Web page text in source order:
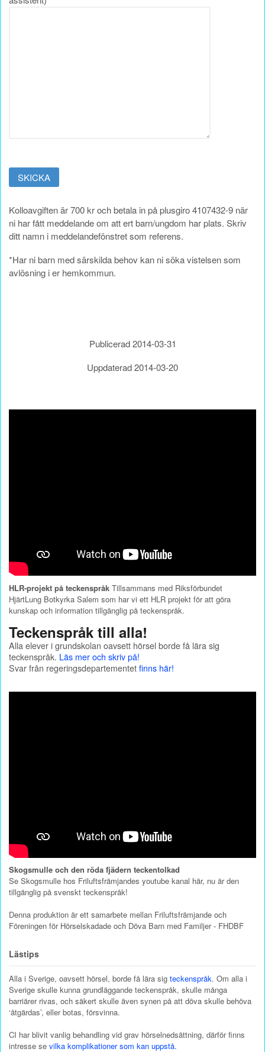
Kolloavgiften är 700 kr och betala in på plusgiro 4107432-9 när
ni har fått meddelande om att ert barn/ungdom har plats. Skriv
ditt namn i meddelandefönstret som referens.
*Har ni barn med särskilda behov kan ni söka vistelsen som
avlösning i er hemkommun.
Publicerad 2014-03-31
Uppdaterad 2014-03-20
HLR-projekt på teckenspråk Tillsammans med Riksförbundet
HjärtLung Botkyrka Salem som har vi ett HLR projekt för att göra
kunskap och information tillgänglig på teckenspråk.
Teckenspråk till alla!
Alla elever i grundskolan oavsett hörsel borde få lära sig
teckenspråk. Läs mer och skriv på!
Svar från regeringsdepartementet finns här!
Skogsmulle och den röda fjädern teckentolkad
Se Skogsmulle hos Friluftsfrämjandes youtube kanal här, nu är den
tillgänglig på svenskt teckenspråk!
Denna produktion är ett samarbete mellan Friluftsfrämjande och
Föreningen för Hörselskadade och Döva Barn med Familjer - FHDBF
Lästips
Alla i Sverige, oavsett hörsel, borde få lära sig teckenspråk. Om alla i
Sverige skulle kunna grundläggande teckenspråk, skulle många
barriärer rivas, och säkert skulle även synen på att döva skulle behöva
‘åtgärdas’, eller botas, försvinna.
CI har blivit vanlig behandling vid grav hörselnedsättning, därför finns
intresse se vilka komplikationer som kan uppstå.